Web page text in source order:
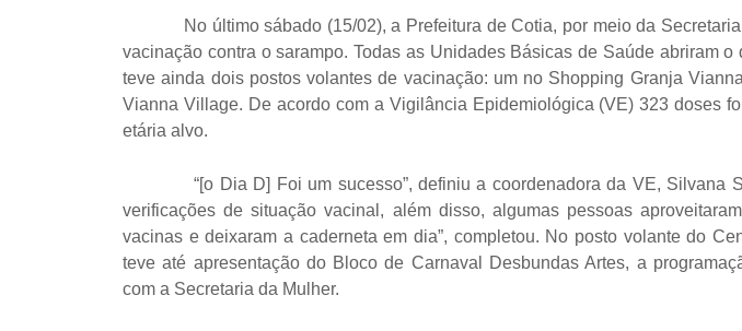
No último sábado (15/02), a Prefeitura de Cotia, por meio da Secretaria
vacinação contra o sarampo. Todas as Unidades Básicas de Saúde abriram
teve ainda dois postos volantes de vacinação: um no Shopping Granja
Vianna Village. De acordo com a Vigilância Epidemiológica (VE) 323 doses
etária alvo.
“[o Dia D] Foi um sucesso”, definiu a coordenadora da VE, Silvana
verificações de situação vacinal, além disso, algumas pessoas
vacinas e deixaram a caderneta em dia”, completou. No posto volante do
teve até apresentação do Bloco de Carnaval Desbundas Artes, a
com a Secretaria da Mulher.